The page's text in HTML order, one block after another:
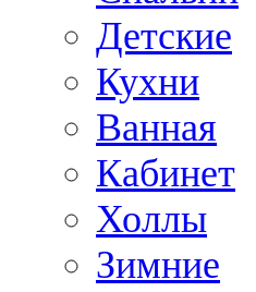
Детские
Кухни
Ванная
Кабинет
Холлы
Зимние